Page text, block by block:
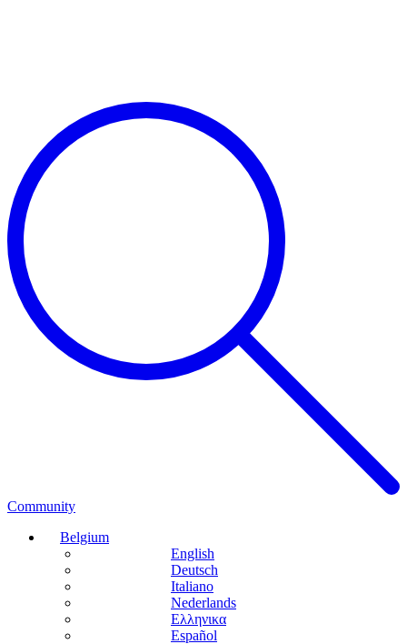
Community
Belgium
English
Deutsch
Italiano
Nederlands
Ελληνικα
Español